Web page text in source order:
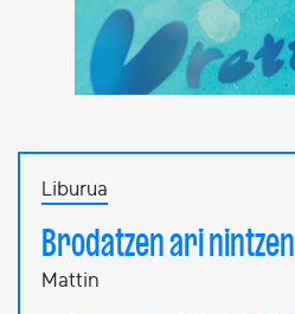
Liburua
Brodatzen ari nintzen
Mattin